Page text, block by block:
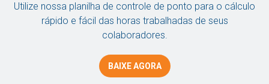
Utilize nossa planilha de controle de ponto para o cálculo
rápido e fácil das horas trabalhadas de seus
colaboradores.
BAIXE AGORA